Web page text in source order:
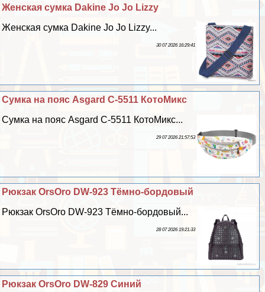
Женская сумка Dakine Jo Jo Lizzy
Женская сумка Dakine Jo Jo Lizzy...
30 07 2026 16:29:41
Сумка на пояс Asgard С-5511 КотоМикс
Сумка на пояс Asgard С-5511 КотоМикс...
29 07 2026 21:57:53
Рюкзак OrsOro DW-923 Тёмно-бордовый
Рюкзак OrsOro DW-923 Тёмно-бордовый...
28 07 2026 19:21:33
Рюкзак OrsOro DW-829 Синий